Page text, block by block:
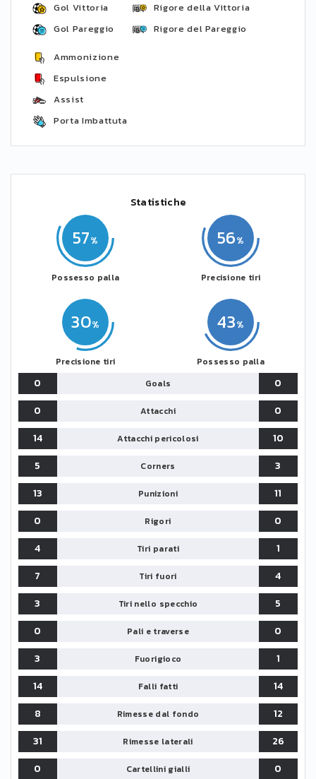
Gol Vittoria
Gol Pareggio
Rigore della Vittoria
Rigore del Pareggio
Ammonizione
Espulsione
Assist
Porta Imbattuta
Statistiche
57
Possesso palla
30
Precisione tiri
43
Possesso palla
56
Precisione tiri
0 Goals
0
0
Attacchi
0
14
Attacchi pericolosi
10
5
Corners
3
13
Punizioni
11
0
Rigori
0
4
Tiri parati
1
7
Tiri fuori
4
3
Tiri nello specchio
5
0
Pali e traverse
0
3
Fuorigioco
1
14
Falli fatti
14
8
Rimesse dal fondo
12
31
Rimesse laterali
26
0
Cartellini gialli
0